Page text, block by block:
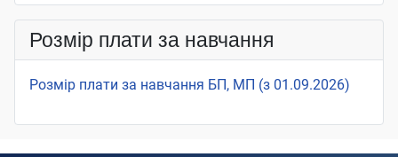
Розмір плати за навчання
Розмір плати за навчання БП, МП (з 01.09.2026)